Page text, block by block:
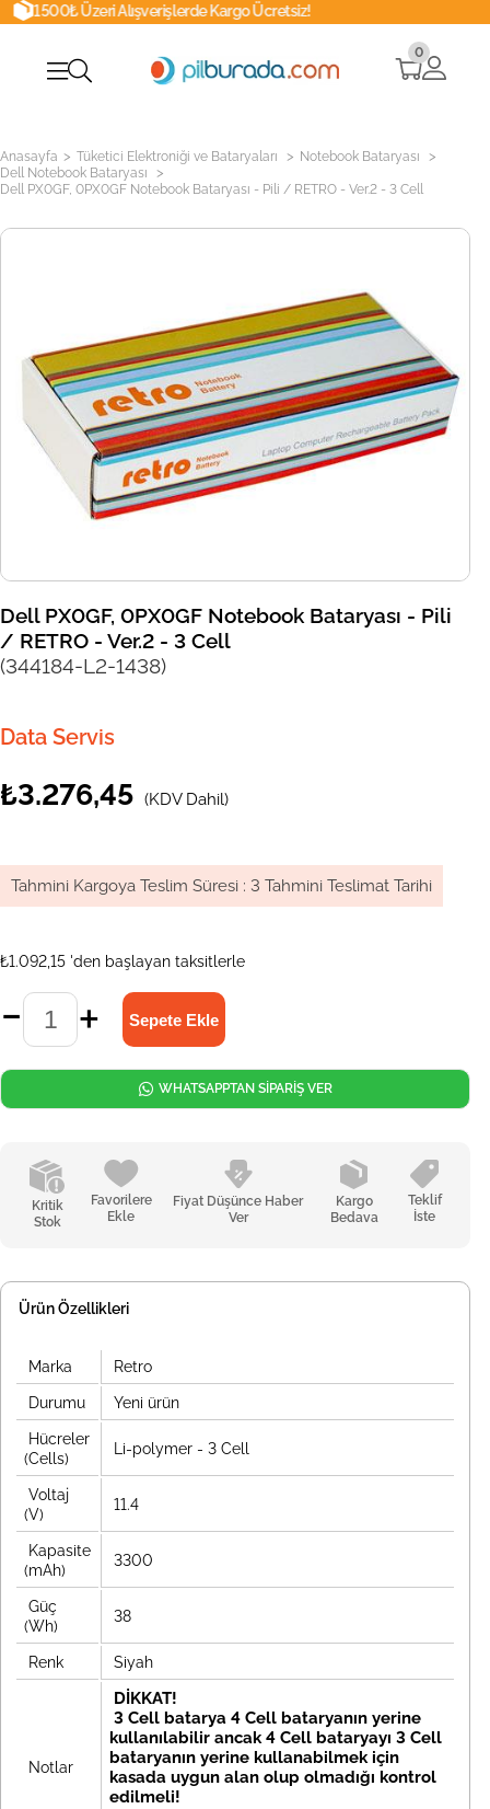
Kargo Ücretsiz!
0
Anasayfa > Tüketici Elektroniği ve Bataryaları > Notebook Bataryası >
Dell Notebook Bataryası >
Dell PX0GF, 0PX0GF Notebook Bataryası - Pili / RETRO - Ver.2 - 3 Cell
Dell PX0GF, 0PX0GF Notebook Bataryası - Pili
/ RETRO - Ver.2 - 3 Cell
(344184-L2-1438)
Data Servis
₺3.276,45 (KDV Dahil)
Tahmini Kargoya Teslim Süresi : 3 Tahmini Teslimat Tarihi
₺1.092,15 'den başlayan taksitlerle
Kritik
Stok
Favorilere
Ekle
Fiyat Düşünce Haber
Ver
Kargo
Bedava
Teklif
İste
WHATSAPPTAN SİPARİŞ VER
Ürün Özellikleri
Marka Retro
Durumu Yeni ürün
Hücreler
(Cells)
Li-polymer - 3 Cell
Voltaj
(V)
11.4
Kapasite
(mAh)
3300
Güç
(Wh)
38
Renk Siyah
Notlar
DİKKAT!
3 Cell batarya 4 Cell bataryanın yerine
kullanılabilir ancak 4 Cell bataryayı 3 Cell
bataryanın yerine kullanabilmek için
kasada uygun alan olup olmadığı kontrol
edilmeli!